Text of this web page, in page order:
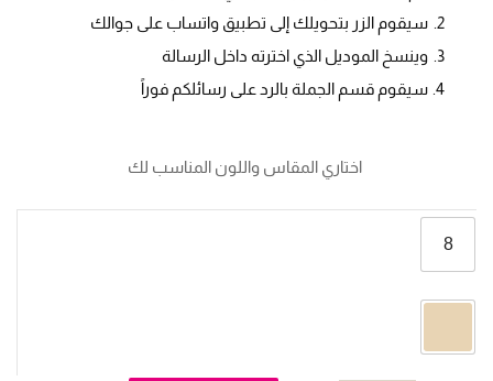
سيقوم الزر بتحويلك إلى تطبيق واتساب على جوالك
وينسخ الموديل الذي اخترته داخل الرسالة
سيقوم قسم الجملة بالرد على رسائلكم فوراً
8